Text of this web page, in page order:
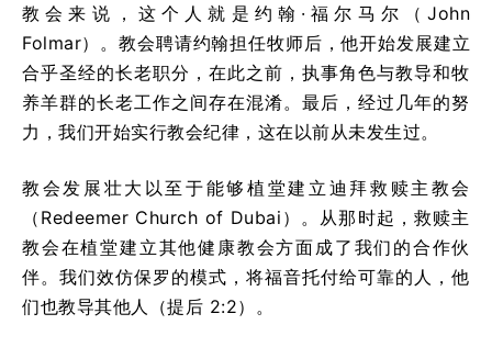
教会来说，这个人就是约翰·福尔马尔（John
Folmar）。教会聘请约翰担任牧师后，他开始发展建立
合乎圣经的长老职分，在此之前，执事角色与教导和牧
养羊群的长老工作之间存在混淆。最后，经过几年的努
力，我们开始实行教会纪律，这在以前从未发生过。
教会发展壮大以至于能够植堂建立迪拜救赎主教会
（Redeemer Church of Dubai）。从那时起，救赎主
教会在植堂建立其他健康教会方面成了我们的合作伙
伴。我们效仿保罗的模式，将福音托付给可靠的人，他
们也教导其他人（提后 2:2）。